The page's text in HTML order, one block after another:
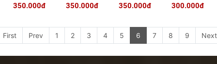
350.000đ 350.000đ 350.000đ 300.000đ
First Prev 1 2 3 4 5 6 7 8 9 Next